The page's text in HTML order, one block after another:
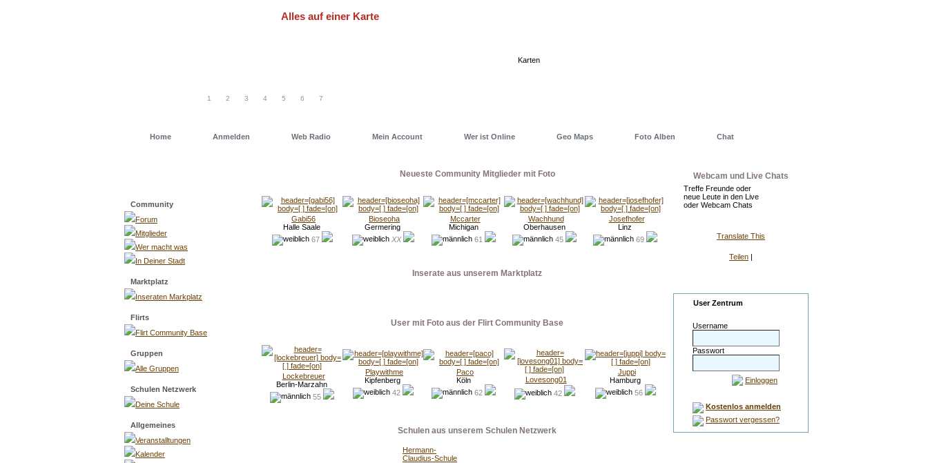
Alles auf einer Karte
Karten
1 2 3 4 5 6 7
Home Anmelden Web Radio Mein Account Wer ist Online Geo Maps Foto Alben Chat
Community
Forum
Mitglieder
Wer macht was
In Deiner Stadt
Marktplatz
Inseraten Markplatz
Flirts
Flirt Community Base
Gruppen
Alle Gruppen
Schulen Netzwerk
Deine Schule
Allgemeines
Veranstalltungen
Kalender
Neueste Community Mitglieder mit Foto
Gabi56
Halle Saale
67
Bioseoha
Germering
XX
Mccarter
Michigan
61
Wachhund
Oberhausen
45
Josefhofer
Linz
69
Inserate aus unserem Marktplatz
User mit Foto aus der Flirt Community Base
Lockebreuer
Berlin-Marzahn
55
Playwithme
Kipfenberg
42
Paco
Köln
62
Lovesong01
42
Juppi
Hamburg
56
Schulen aus unserem Schulen Netzwerk
Hermann-
Claudius-Schule
Webcam und Live Chats
Treffe Freunde oder
neue Leute in den Live
oder Webcam Chats
Translate This
Teilen |
User Zentrum
Username
Passwort
Einloggen
Kostenlos anmelden
Passwort vergessen?